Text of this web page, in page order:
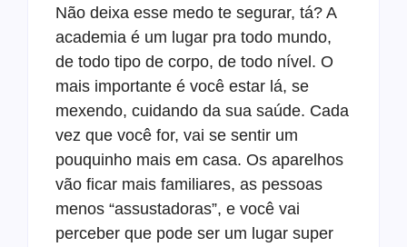
Não deixa esse medo te segurar, tá? A
academia é um lugar pra todo mundo,
de todo tipo de corpo, de todo nível. O
mais importante é você estar lá, se
mexendo, cuidando da sua saúde. Cada
vez que você for, vai se sentir um
pouquinho mais em casa. Os aparelhos
vão ficar mais familiares, as pessoas
menos “assustadoras”, e você vai
perceber que pode ser um lugar super